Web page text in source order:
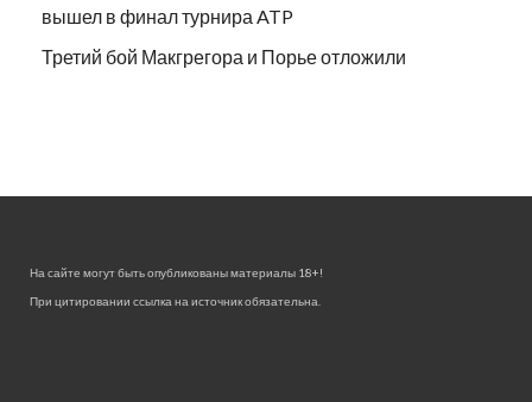
вышел в финал турнира ATP
Третий бой Макгрегора и Порье отложили
На сайте могут быть опубликованы материалы 18+!
При цитировании ссылка на источник обязательна.